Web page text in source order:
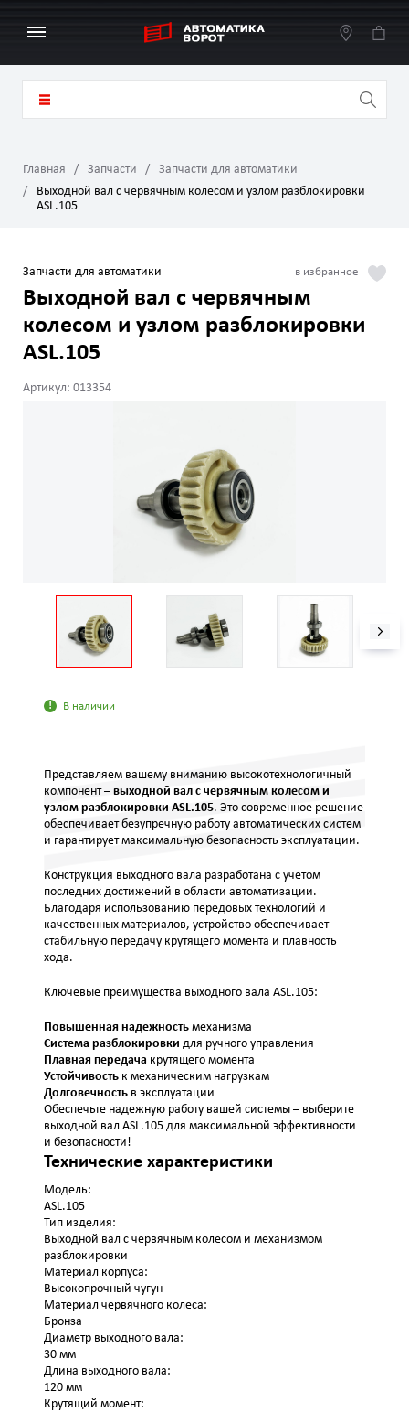
Главная Запчасти
Запчасти для автоматики
Выходной вал с червячным колесом и узлом разблокировки
ASL.105
Запчасти для автоматики
Выходной вал с червячным
колесом и узлом разблокировки
ASL.105
Артикул: 013354
В наличии
Представляем вашему вниманию высокотехнологичный
компонент – выходной вал с червячным колесом и
узлом разблокировки ASL.105. Это современное решение
обеспечивает безупречную работу автоматических систем
и гарантирует максимальную безопасность эксплуатации.
Конструкция выходного вала разработана с учетом
последних достижений в области автоматизации.
Благодаря использованию передовых технологий и
качественных материалов, устройство обеспечивает
стабильную передачу крутящего момента и плавность
хода.
Ключевые преимущества выходного вала ASL.105:
Повышенная надежность механизма
Система разблокировки для ручного управления
Плавная передача крутящего момента
Устойчивость к механическим нагрузкам
Долговечность в эксплуатации
Обеспечьте надежную работу вашей системы – выберите
выходной вал ASL.105 для максимальной эффективности
и безопасности!
Технические характеристики
Модель:
ASL.105
Тип изделия:
Выходной вал с червячным колесом и механизмом
разблокировки
Материал корпуса:
Высокопрочный чугун
Материал червячного колеса:
Бронза
Диаметр выходного вала:
30 мм
Длина выходного вала:
120 мм
Крутящий момент: